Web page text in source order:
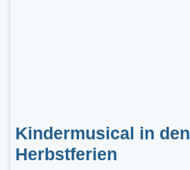
Kindermusical in den
Herbstferien